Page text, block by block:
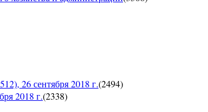
26 сентября 2018 г.(2494)
2018 г.(2338)